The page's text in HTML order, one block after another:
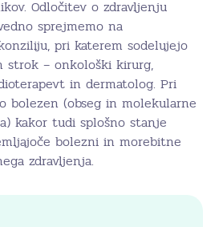
Odločitev o zdravljenju
sprejmemo na
pri katerem sodelujejo
strok – onkološki kirurg,
in dermatolog. Pri
bolezen (obseg in molekularne
kakor tudi splošno stanje
bolezni in morebitne
zdravljenja.